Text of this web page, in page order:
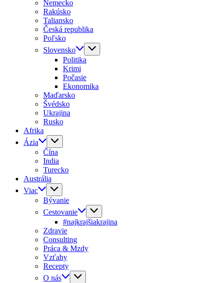
Nemecko
Rakúsko
Taliansko
Česká republika
Poľsko
Slovensko
Politika
Krimi
Počasie
Ekonomika
Maďarsko
Švédsko
Ukrajina
Rusko
Afrika
Ázia
Čína
India
Turecko
Austrália
Viac
Bývanie
Cestovanie
#najkrajšiakrajina
Zdravie
Consulting
Práca & Mzdy
Vzťahy
Recepty
O nás